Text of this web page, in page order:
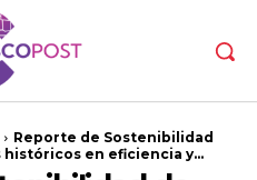
Reporte de Sostenibilidad
históricos en eficiencia y...